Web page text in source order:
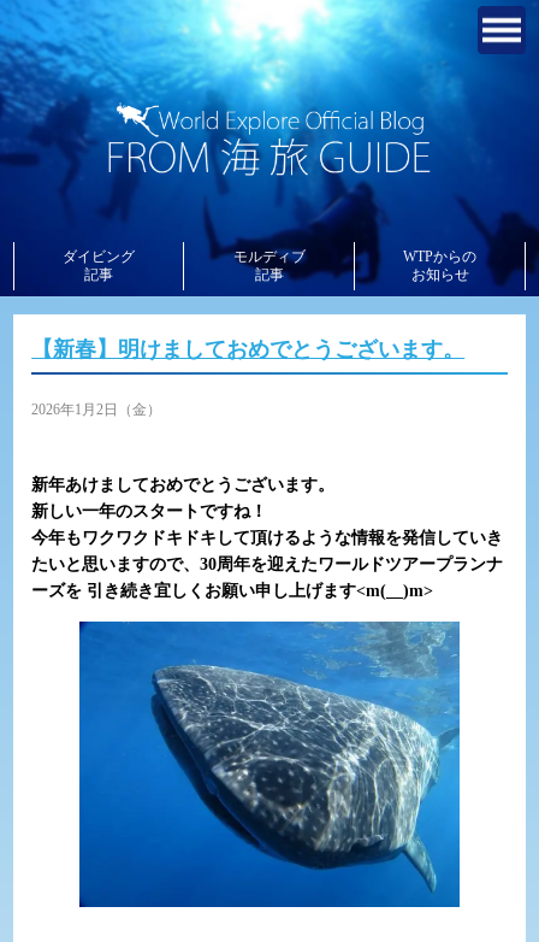
ダイビング
記事
モルディブ
記事
WTPからの
お知らせ
【新春】明けましておめでとうございます。
2026年1月2日（金）
新年あけましておめでとうございます。
新しい一年のスタートですね！
今年もワクワクドキドキして頂けるような情報を発信していき
たいと思いますので、30周年を迎えたワールドツアープランナ
ーズを 引き続き宜しくお願い申し上げます<m(__)m>